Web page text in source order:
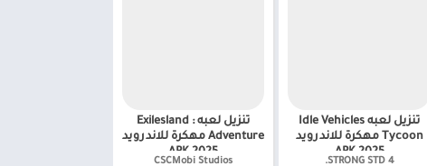
تنزيل لعبه Idle Vehicles
Tycoon مهكرة للاندرويد
APK 2025
4 STRONG STD.‏
تنزيل لعبه Exilesland :
Adventure مهكرة للاندرويد
APK 2025
CSCMobi Studios‏